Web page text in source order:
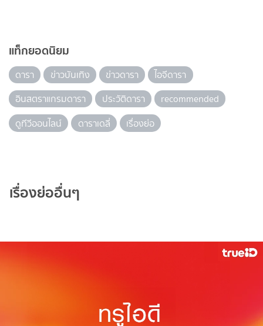
แท็กยอดนิยม
ดารา ข่าวบันเทิง ข่าวดารา
ไอจีดารา
อินสตราแกรมดารา
ประวัติดารา
recommended
ดูทีวีออนไลน์
ดาราเดลี่ เรื่องย่อ
เรื่องย่ออื่นๆ